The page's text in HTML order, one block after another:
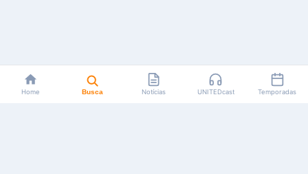
Home Busca Notícias UNITEDcast Temporadas